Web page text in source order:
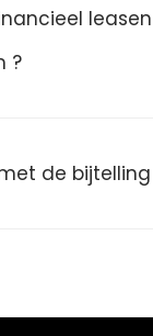
?
de bijtelling